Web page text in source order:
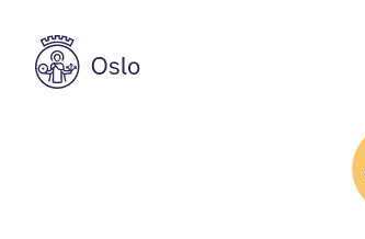
Bydelsaktiviteter for unge og